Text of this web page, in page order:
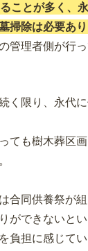
ことが多く、
掃除は必要あり
管理者側が行
く限り、永代
ても樹木葬区
合同供養祭が
ができないとい
負担に感じて